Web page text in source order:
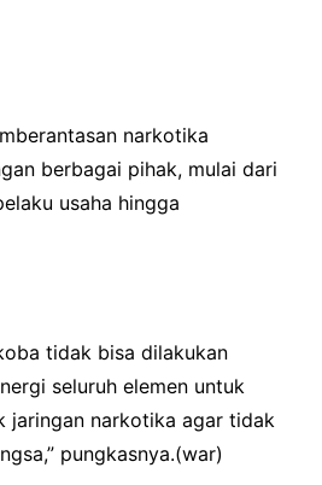
narkotika
berbagai pihak, mulai dari
usaha hingga
tidak bisa dilakukan
seluruh elemen untuk
jaringan narkotika agar tidak
pungkasnya.(war)